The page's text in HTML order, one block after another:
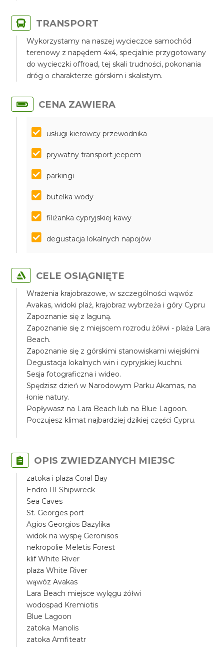
TRANSPORT
Wykorzystamy na naszej wycieczce samochód
terenowy z napędem 4x4, specjalnie przygotowany
do wycieczki offroad, tej skali trudności, pokonania
dróg o charakterze górskim i skalistym.
CENA ZAWIERA
usługi kierowcy przewodnika
prywatny transport jeepem
parkingi
butelka wody
filiżanka cypryjskiej kawy
degustacja lokalnych napojów
CELE OSIĄGNIĘTE
Wrażenia krajobrazowe, w szczególności wąwóz
Avakas, widoki plaż, krajobraz wybrzeża i góry Cypru
Zapoznanie się z laguną.
Zapoznanie się z miejscem rozrodu żółwi - plaża Lara
Beach.
Zapoznanie się z górskimi stanowiskami wiejskimi
Degustacja lokalnych win i cypryjskiej kuchni.
Sesja fotograficzna i wideo.
Spędzisz dzień w Narodowym Parku Akamas, na
łonie natury.
Popływasz na Lara Beach lub na Blue Lagoon.
Poczujesz klimat najbardziej dzikiej części Cypru.
OPIS ZWIEDZANYCH MIEJSC
zatoka i plaża Coral Bay
Endro III Shipwreck
Sea Caves
St. Georges port
Agios Georgios Bazylika
widok na wyspę Geronisos
nekropolie Meletis Forest
klif White River
plaża White River
wąwóz Avakas
Lara Beach miejsce wylęgu żółwi
wodospad Kremiotis
Blue Lagoon
zatoka Manolis
zatoka Amfiteatr